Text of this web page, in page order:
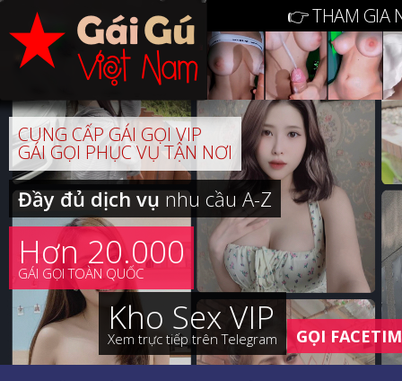
👉 THAM GIA
CUNG CẤP GÁI GỌI VIP
GÁI GỌI PHỤC VỤ TẬN NƠI
Đầy đủ dịch vụnhu cầu A-Z
Hơn 20.000
GÁI GỌI TOÀN QUỐC
Kho Sex VIP
Xem trực tiếp trên Telegram GỌI